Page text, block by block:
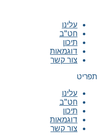
עלינו
חט"ב
תיכון
דוגמאות
צור קשר
תפריט
עלינו
חט"ב
תיכון
דוגמאות
צור קשר